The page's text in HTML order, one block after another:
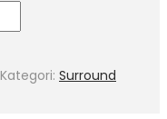
Kategori: Surround